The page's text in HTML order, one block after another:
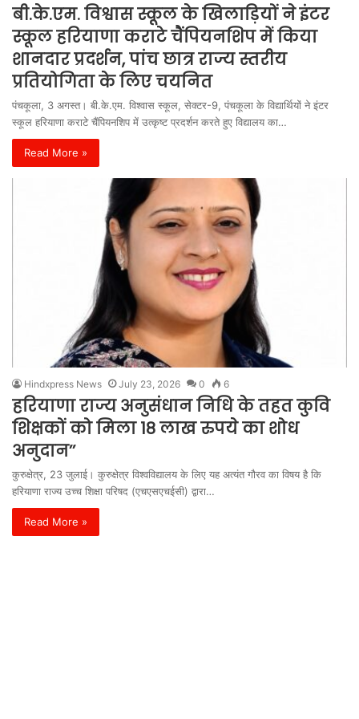
बी.के.एम. विश्वास स्कूल के खिलाड़ियों ने इंटर
स्कूल हरियाणा कराटे चैंपियनशिप में किया
शानदार प्रदर्शन, पांच छात्र राज्य स्तरीय
प्रतियोगिता के लिए चयनित
पंचकूला, 3 अगस्त। बी.के.एम. विश्वास स्कूल, सेक्टर-9, पंचकूला के विद्यार्थियों ने इंटर
स्कूल हरियाणा कराटे चैंपियनशिप में उत्कृष्ट प्रदर्शन करते हुए विद्यालय का…
Read More »
Hindxpress News July 23, 2026 0 6
हरियाणा राज्य अनुसंधान निधि के तहत कुवि
शिक्षकों को मिला 18 लाख रुपये का शोध
अनुदान’’
कुरुक्षेत्र, 23 जुलाई। कुरुक्षेत्र विश्वविद्यालय के लिए यह अत्यंत गौरव का विषय है कि
हरियाणा राज्य उच्च शिक्षा परिषद (एचएसएचईसी) द्वारा…
Read More »